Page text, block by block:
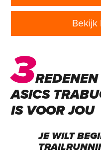
Bekijk
3
ASICS
IS VOOR JOU
JE WILT